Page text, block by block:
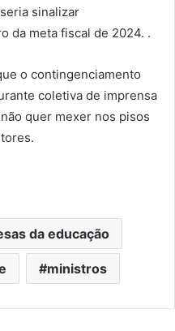
sinalizar
da meta fiscal de 2024. .
o contingenciamento
coletiva de imprensa
quer mexer nos pisos
da educação
ministros